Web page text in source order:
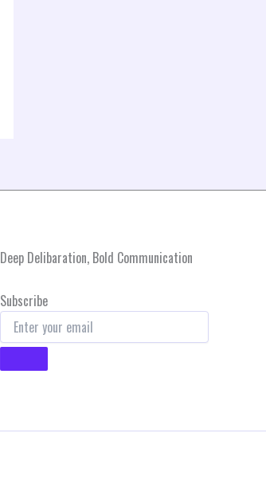
Deep Delibaration, Bold Communication
Subscribe